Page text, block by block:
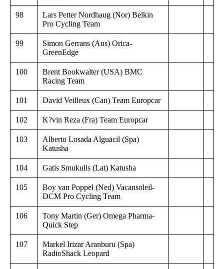
98
Lars Petter Nordhaug (Nor) Belkin
Pro Cycling Team
99
Simon Gerrans (Aus) Orica-
GreenEdge
100
Brent Bookwalter (USA) BMC
Racing Team
101 David Veilleux (Can) Team Europcar
102 K?vin Reza (Fra) Team Europcar
103
Alberto Losada Alguacil (Spa)
Katusha
104 Gatis Smukulis (Lat) Katusha
105
Boy van Poppel (Ned) Vacansoleil-
DCM Pro Cycling Team
106
Tony Martin (Ger) Omega Pharma-
Quick Step
107
Markel Irizar Aranburu (Spa)
RadioShack Leopard